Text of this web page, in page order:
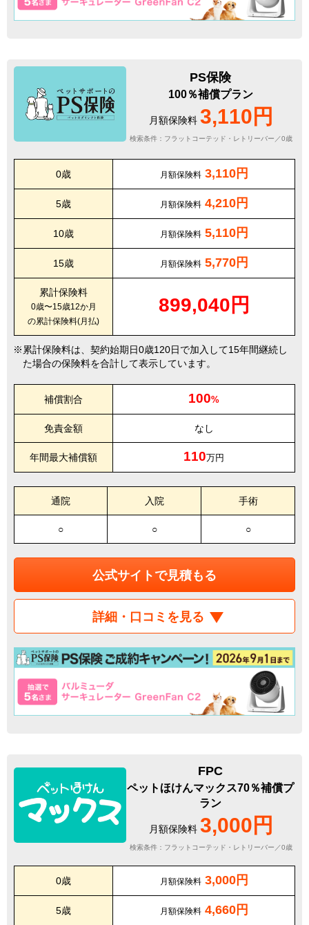
PS保険
100％補償プラン
月額保険料 3,110円
検索条件：フラットコーテッド・レトリーバー／0歳
0歳 月額保険料 3,110円
5歳 月額保険料 4,210円
10歳 月額保険料 5,110円
15歳 月額保険料 5,770円
累計保険料
0歳〜15歳12か月
の累計保険料(月払)
899,040円
累計保険料は、契約始期日0歳120日で加入して15年間継続し
た場合の保険料を合計して表示しています。
補償割合 100%
免責金額 なし
年間最大補償額 110万円
通院 入院 手術
○ ○ ○
公式サイトで見積もる
詳細・口コミを見る
FPC
ペットほけんマックス70％補償プ
ラン
月額保険料 3,000円
検索条件：フラットコーテッド・レトリーバー／0歳
0歳 月額保険料 3,000円
5歳 月額保険料 4,660円